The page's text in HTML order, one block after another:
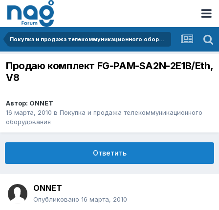
Покупка и продажа телекоммуникационного оборудования
Продаю комплект FG-PAM-SA2N-2E1B/Eth,
V8
Автор: ONNET
16 марта, 2010 в Покупка и продажа телекоммуникационного
оборудования
Ответить
ONNET
Опубликовано 16 марта, 2010